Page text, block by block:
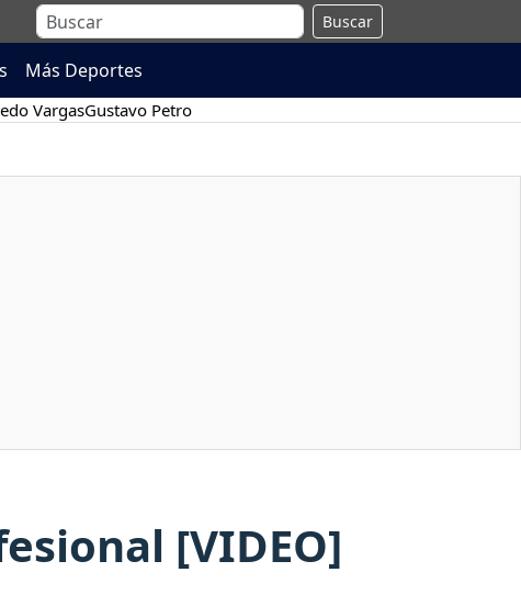
Buscar
Más Deportes
VargasGustavo Petro
[VIDEO]